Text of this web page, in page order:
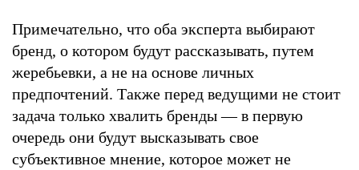
Примечательно, что оба эксперта выбирают
бренд, о котором будут рассказывать, путем
жеребьевки, а не на основе личных
предпочтений. Также перед ведущими не стоит
задача только хвалить бренды — в первую
очередь они будут высказывать свое
субъективное мнение, которое может не